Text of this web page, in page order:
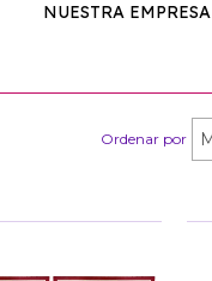
NUESTRA EMPRESA
Ordenar por